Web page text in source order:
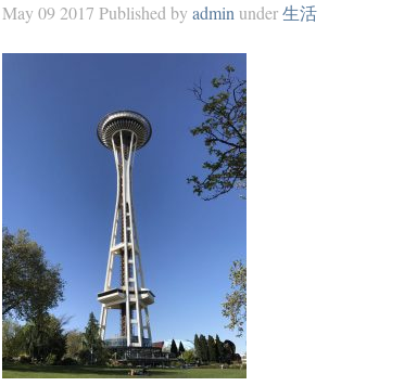
May 09 2017 Published by admin under生活